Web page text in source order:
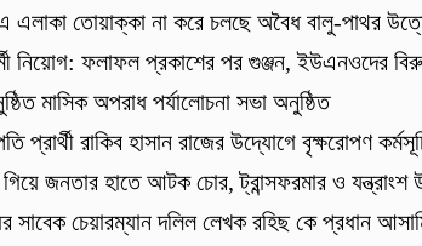
এলাকা তোয়াক্কা না করে চলছে অবৈধ বালু-পাথর
নিয়োগ: ফলাফল প্রকাশের পর গুঞ্জন, ইউএনওদের
মাসিক অপরাধ পর্যালোচনা সভা অনুষ্ঠিত
প্রার্থী রাকিব হাসান রাজের উদ্যোগে বৃক্ষরোপণ
গিয়ে জনতার হাতে আটক চোর, ট্রান্সফরমার ও যন্ত্রাংশ
সাবেক চেয়ারম্যান দলিল লেখক রহিছ কে প্রধান